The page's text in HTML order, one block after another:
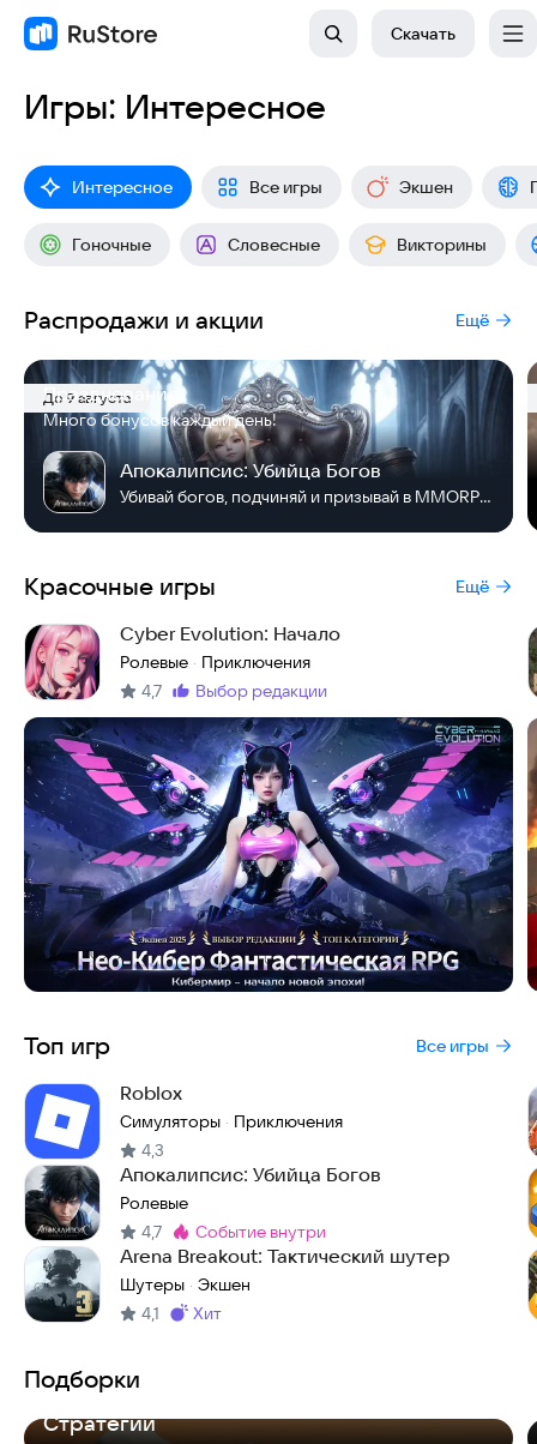
Скачать
Игры: Интересное
Интересное Все игры Экшен
Гоночные Словесные Викторины
Распродажи и акции Ещё
До 9 августа
Празднование
Много бонусов каждый день!
Апокалипсис: Убийца Богов
Убивай богов, подчиняй и призывай в MMORPG!
Красочные игры Ещё
Cyber Evolution: Начало
Ролевые · Приключения
4,7 Метка:
выбор редакции
Топ игр Все игры
Roblox
Симуляторы · Приключения
4,3
Апокалипсис: Убийца Богов
Ролевые
4,7 Метка:
событие внутри
Arena Breakout: Тактический шутер
Шутеры · Экшен
4,1 Метка
хит
Подборки
Топ-7
Стратегий